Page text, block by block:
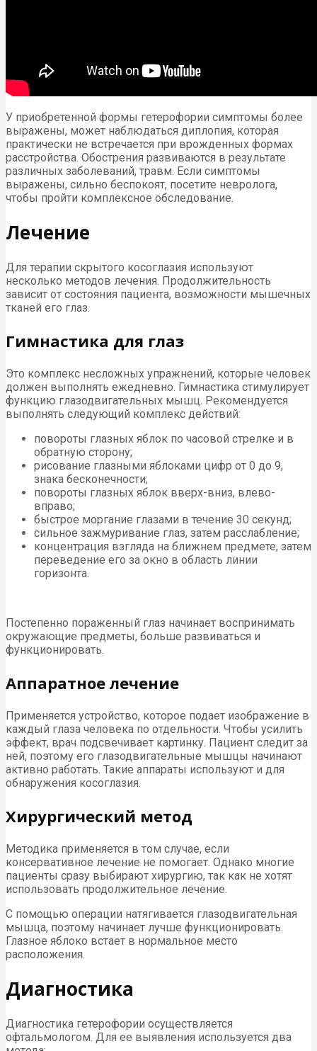
У приобретенной формы гетерофории симптомы более
выражены, может наблюдаться диплопия, которая
практически не встречается при врожденных формах
расстройства. Обострения развиваются в результате
различных заболеваний, травм. Если симптомы
выражены, сильно беспокоят, посетите невролога,
чтобы пройти комплексное обследование.
Лечение
Для терапии скрытого косоглазия используют
несколько методов лечения. Продолжительность
зависит от состояния пациента, возможности мышечных
тканей его глаз.
Гимнастика для глаз
Это комплекс несложных упражнений, которые человек
должен выполнять ежедневно. Гимнастика стимулирует
функцию глазодвигательных мышц. Рекомендуется
выполнять следующий комплекс действий:
повороты глазных яблок по часовой стрелке и в
обратную сторону;
рисование глазными яблоками цифр от 0 до 9,
знака бесконечности;
повороты глазных яблок вверх-вниз, влево-
вправо;
быстрое моргание глазами в течение 30 секунд;
сильное зажмуривание глаз, затем расслабление;
концентрация взгляда на ближнем предмете, затем
переведение его за окно в область линии
горизонта.
Постепенно пораженный глаз начинает воспринимать
окружающие предметы, больше развиваться и
функционировать.
Аппаратное лечение
Применяется устройство, которое подает изображение в
каждый глаза человека по отдельности. Чтобы усилить
эффект, врач подсвечивает картинку. Пациент следит за
ней, поэтому его глазодвигательные мышцы начинают
активно работать. Такие аппараты используют и для
обнаружения косоглазия.
Хирургический метод
Методика применяется в том случае, если
консервативное лечение не помогает. Однако многие
пациенты сразу выбирают хирургию, так как не хотят
использовать продолжительное лечение.
С помощью операции натягивается глазодвигательная
мышца, поэтому начинает лучше функционировать.
Глазное яблоко встает в нормальное место
расположения.
Диагностика
Диагностика гетерофории осуществляется
офтальмологом. Для ее выявления используется два